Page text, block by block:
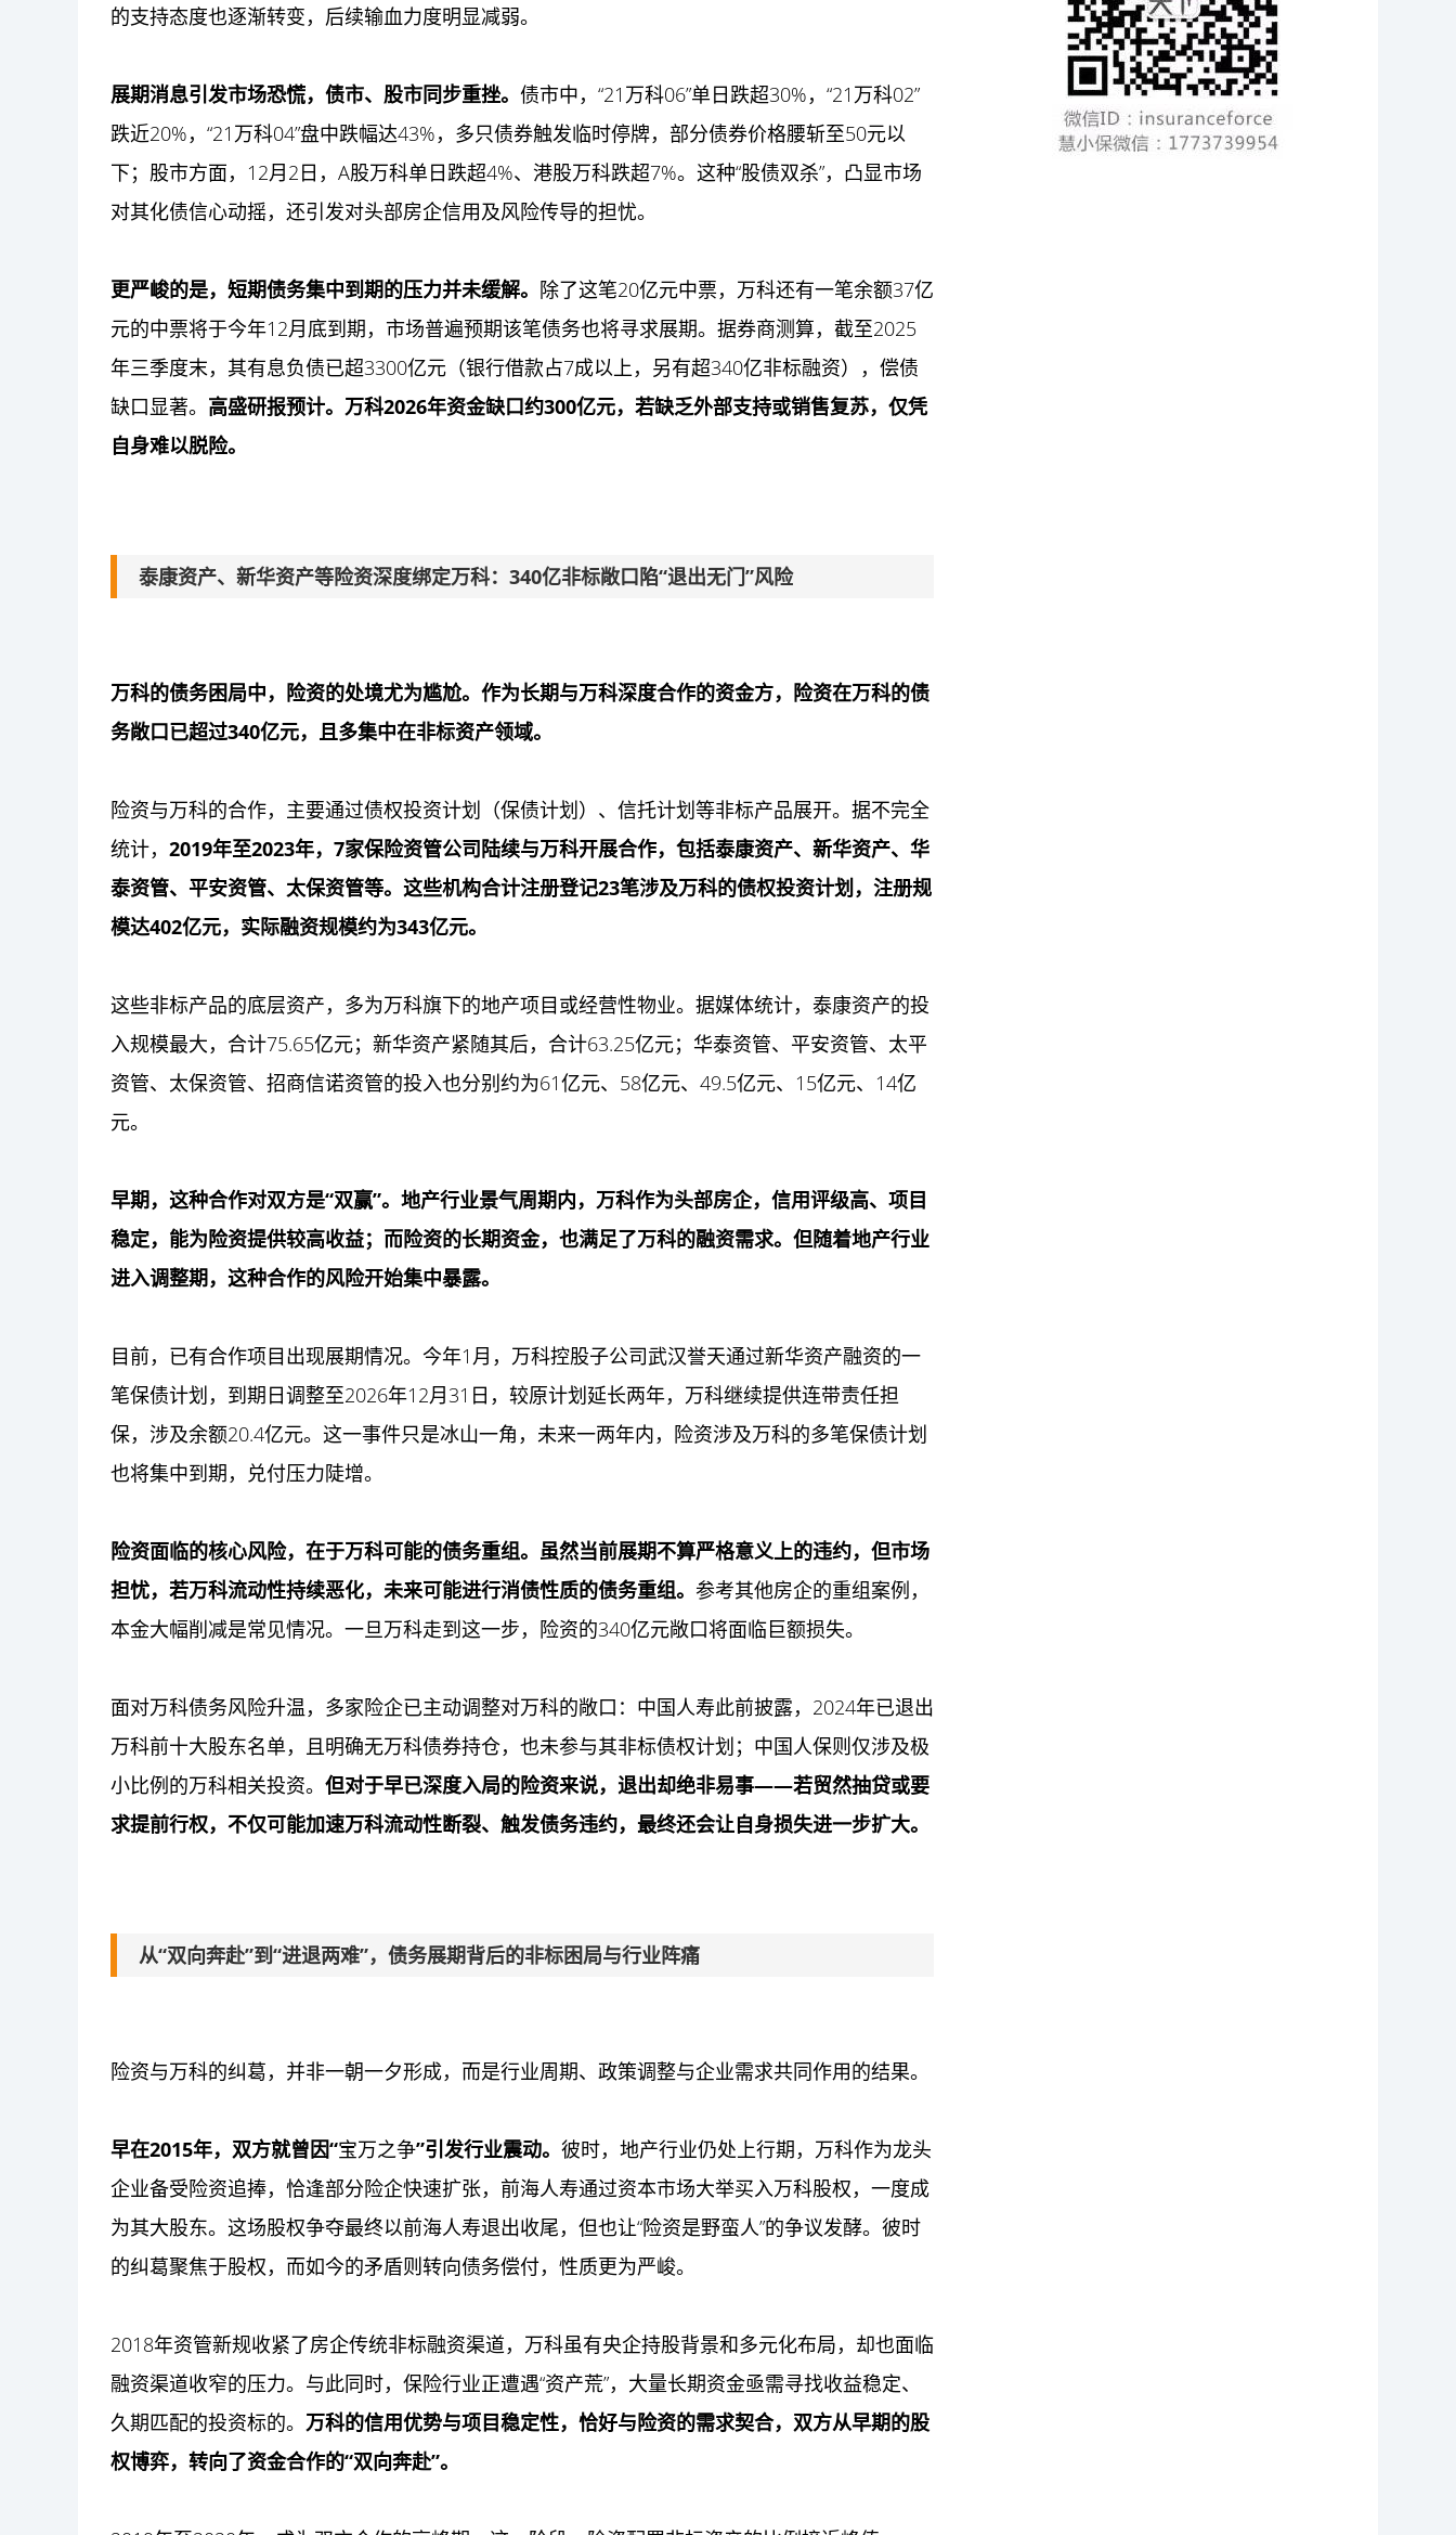
的支持态度也逐渐转变，后续输血力度明显减弱。
展期消息引发市场恐慌，债市、股市同步重挫。 债市中，“21万科06”单日跌超30%，“21万科02”
跌近20%，“21万科04”盘中跌幅达43%，多只债券触发临时停牌，部分债券价格腰斩至50元以
下；股市方面，12月2日，A股万科单日跌超4%、港股万科跌超7%。这种“股债双杀”，凸显市场
对其化债信心动摇，还引发对头部房企信用及风险传导的担忧。
更严峻的是，短期债务集中到期的压力并未缓解。 除了这笔20亿元中票，万科还有一笔余额37亿
元的中票将于今年12月底到期，市场普遍预期该笔债务也将寻求展期。据券商测算，截至2025
年三季度末，其有息负债已超3300亿元（银行借款占7成以上，另有超340亿非标融资），偿债
缺口显著。 高盛研报预计。万科2026年资金缺口约300亿元，若缺乏外部支持或销售复苏，仅凭
自身难以脱险。
泰康资产、新华资产等险资深度绑定万科：340亿非标敞口陷“退出无门”风险
万科的债务困局中，险资的处境尤为尴尬。作为长期与万科深度合作的资金方，险资在万科的债
务敞口已超过340亿元，且多集中在非标资产领域。
险资与万科的合作，主要通过债权投资计划（保债计划）、信托计划等非标产品展开。据不完全
统计， 2019年至2023年，7家保险资管公司陆续与万科开展合作，包括泰康资产、新华资产、华
泰资管、平安资管、太保资管等。这些机构合计注册登记23笔涉及万科的债权投资计划，注册规
模达402亿元，实际融资规模约为343亿元。
这些非标产品的底层资产，多为万科旗下的地产项目或经营性物业。据媒体统计，泰康资产的投
入规模最大，合计75.65亿元；新华资产紧随其后，合计63.25亿元；华泰资管、平安资管、太平
资管、太保资管、招商信诺资管的投入也分别约为61亿元、58亿元、49.5亿元、15亿元、14亿
元。
早期，这种合作对双方是“双赢”。地产行业景气周期内，万科作为头部房企，信用评级高、项目
稳定，能为险资提供较高收益；而险资的长期资金，也满足了万科的融资需求。但随着地产行业
进入调整期，这种合作的风险开始集中暴露。
目前，已有合作项目出现展期情况。今年1月，万科控股子公司武汉誉天通过新华资产融资的一
笔保债计划，到期日调整至2026年12月31日，较原计划延长两年，万科继续提供连带责任担
保，涉及余额20.4亿元。这一事件只是冰山一角，未来一两年内，险资涉及万科的多笔保债计划
也将集中到期，兑付压力陡增。
险资面临的核心风险，在于万科可能的债务重组。虽然当前展期不算严格意义上的违约，但市场
担忧，若万科流动性持续恶化，未来可能进行消债性质的债务重组。 参考其他房企的重组案例，
本金大幅削减是常见情况。一旦万科走到这一步，险资的340亿元敞口将面临巨额损失。
面对万科债务风险升温，多家险企已主动调整对万科的敞口：中国人寿此前披露，2024年已退出
万科前十大股东名单，且明确无万科债券持仓，也未参与其非标债权计划；中国人保则仅涉及极
小比例的万科相关投资。 但对于早已深度入局的险资来说，退出却绝非易事——若贸然抽贷或要
求提前行权，不仅可能加速万科流动性断裂、触发债务违约，最终还会让自身损失进一步扩大。
从“双向奔赴”到“进退两难”，债务展期背后的非标困局与行业阵痛
险资与万科的纠葛，并非一朝一夕形成，而是行业周期、政策调整与企业需求共同作用的结果。
早在2015年，双方就曾因“宝万之争”引发行业震动。 彼时，地产行业仍处上行期，万科作为龙头
企业备受险资追捧，恰逢部分险企快速扩张，前海人寿通过资本市场大举买入万科股权，一度成
为其大股东。这场股权争夺最终以前海人寿退出收尾，但也让“险资是野蛮人”的争议发酵。彼时
的纠葛聚焦于股权，而如今的矛盾则转向债务偿付，性质更为严峻。
2018年资管新规收紧了房企传统非标融资渠道，万科虽有央企持股背景和多元化布局，却也面临
融资渠道收窄的压力。与此同时，保险行业正遭遇“资产荒”，大量长期资金亟需寻找收益稳定、
久期匹配的投资标的。 万科的信用优势与项目稳定性，恰好与险资的需求契合，双方从早期的股
权博弈，转向了资金合作的“双向奔赴”。